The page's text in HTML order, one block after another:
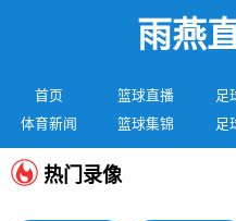
雨燕
首页 篮球直播 足
体育新闻
篮球集锦 足
热门录像